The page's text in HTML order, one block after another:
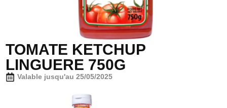
TOMATE KETCHUP
LINGUERE 750G
Valable jusqu'au 25/05/2025